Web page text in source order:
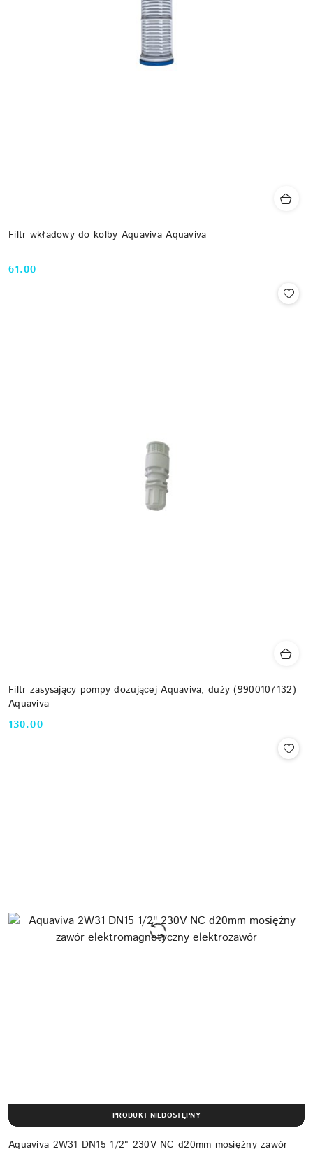
Filtr wkładowy do kolby Aquaviva Aquaviva
Cena:
61.00
Filtr zasysający pompy dozującej Aquaviva, duży (9900107132)
Aquaviva
Cena:
130.00
Aquaviva 2W31 DN15 1/2" 230V NC d20mm mosiężny zawór
PRODUKT NIEDOSTĘPNY